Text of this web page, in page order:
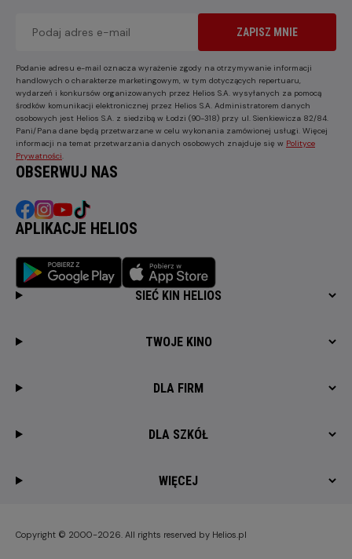
ZAPISZ MNIE
Podanie adresu e-mail oznacza wyrażenie zgody na otrzymywanie informacji
handlowych o charakterze marketingowym, w tym dotyczących repertuaru,
wydarzeń i konkursów organizowanych przez Helios S.A. wysyłanych za pomocą
środków komunikacji elektronicznej przez Helios S.A. Administratorem danych
osobowych jest Helios S.A. z siedzibą w Łodzi (90-318) przy ul. Sienkiewicza 82/84.
Pani/Pana dane będą przetwarzane w celu wykonania zamówionej usługi. Więcej
informacji na temat przetwarzania danych osobowych znajduje się w Polityce
Prywatności
OBSERWUJ NAS
APLIKACJE HELIOS
SIEĆ KIN HELIOS
TWOJE KINO
DLA FIRM
DLA SZKÓŁ
WIĘCEJ
Copyright © 2000-2026. All rights reserved by Helios.pl